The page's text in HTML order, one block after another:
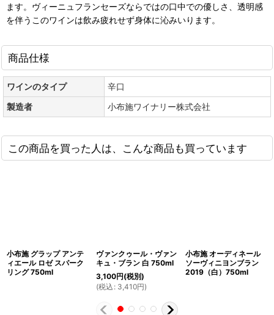
ます。ヴィーニュフランセーズならではの口中での優しさ、透明感
を伴うこのワインは飲み疲れせず身体に沁みいります。
商品仕様
ワインのタイプ
辛口
製造者
小布施ワイナリー株式会社
この商品を買った人は、こんな商品も買っています
小布施 グラップ アンテ
ィエール ロゼ スパーク
リング 750ml
ヴァンクゥール・ヴァン
キュ・ブラン 白 750ml
3,100円(税別)
(税込 : 3,410円)
小布施 オーディネール
ソーヴィニヨンブラン
2019（白）750ml